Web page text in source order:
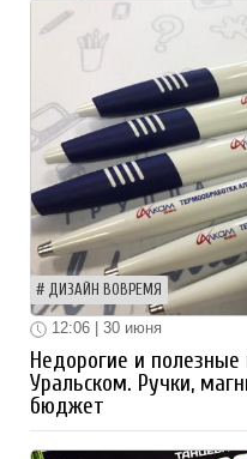
ДИЗАЙН ВОВРЕМЯ
12:06 | 30 июня
Недорогие и
Уральском. Ручки,
бюджет